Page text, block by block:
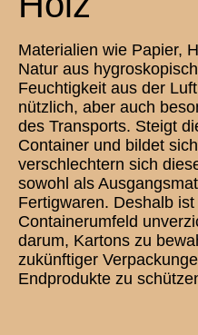
Materialien wie Papier,
Natur aus
Feuchtigkeit aus der
nützlich, aber auch
des Transports. Steigt
Container und bildet
verschlechtern sich
sowohl als
Fertigwaren. Deshalb
Containerumfeld
darum, Kartons zu
zukünftiger
Endprodukte zu